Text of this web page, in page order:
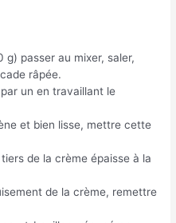
passer au mixer, saler,
râpée.
un en travaillant le
et bien lisse, mettre cette
de la crème épaisse à la
de la crème, remettre